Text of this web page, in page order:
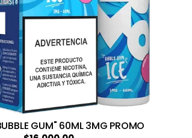
GUM" 60ML 3MG PROMO